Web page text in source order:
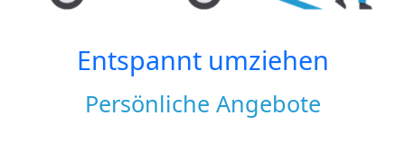
Entspannt umziehen
Persönliche Angebote